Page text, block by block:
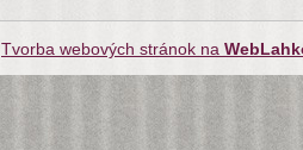
Tvorba webových stránok na